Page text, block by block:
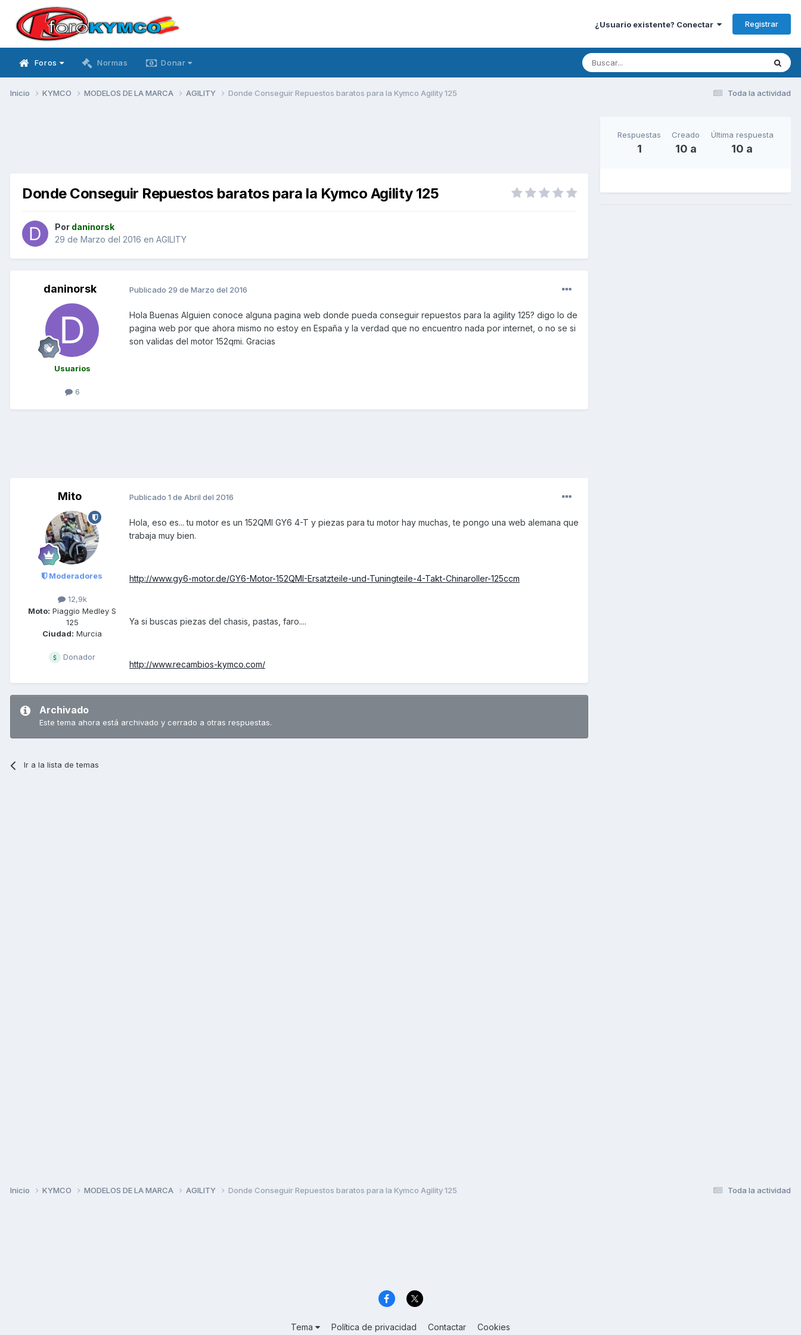
¿Usuario existente? Conectar Registrar
Foros Normas Donar
Toda la actividad
Inicio KYMCO MODELOS DE LA MARCA AGILITY Donde Conseguir Repuestos baratos para la Kymco Agility 125
Donde Conseguir Repuestos baratos para la Kymco Agility 125
Por daninorsk
29 de Marzo del 2016 en AGILITY
daninorsk
Usuarios
6
Publicado 29 de Marzo del 2016
Hola Buenas Alguien conoce alguna pagina web donde pueda conseguir repuestos para la agility 125? digo lo de
pagina web por que ahora mismo no estoy en España y la verdad que no encuentro nada por internet, o no se si
son validas del motor 152qmi. Gracias
Mito
Moderadores
12,9k
Moto: Piaggio Medley S
125
Ciudad: Murcia
Donador
Publicado 1 de Abril del 2016
Hola, eso es... tu motor es un 152QMI GY6 4-T y piezas para tu motor hay muchas, te pongo una web alemana que
trabaja muy bien.
http://www.gy6-motor.de/GY6-Motor-152QMI-Ersatzteile-und-Tuningteile-4-Takt-Chinaroller-125ccm
Ya si buscas piezas del chasis, pastas, faro....
http://www.recambios-kymco.com/
Archivado
Este tema ahora está archivado y cerrado a otras respuestas.
Ir a la lista de temas
Respuestas
1
Creado
10 a
Última respuesta
10 a
Toda la actividad
Inicio KYMCO MODELOS DE LA MARCA AGILITY Donde Conseguir Repuestos baratos para la Kymco Agility 125
Tema Política de privacidad Contactar Cookies